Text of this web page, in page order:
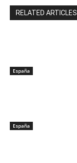
RELATED ARTICLES
España
España